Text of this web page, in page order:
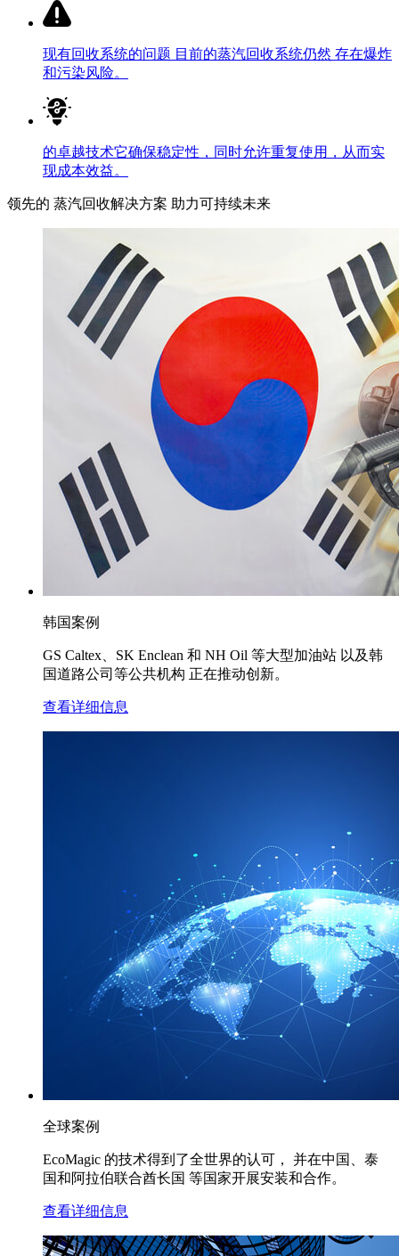
现有回收系统的问题 目前的蒸汽回收系统仍然 存在爆炸
和污染风险。
的卓越技术它确保稳定性，同时允许重复使用，从而实
现成本效益。
领先的 蒸汽回收解决方案 助力可持续未来
韩国案例
GS Caltex、SK Enclean 和 NH Oil 等大型加油站 以及韩
国道路公司等公共机构 正在推动创新。
查看详细信息
全球案例
EcoMagic 的技术得到了全世界的认可， 并在中国、泰
国和阿拉伯联合酋长国 等国家开展安装和合作。
查看详细信息